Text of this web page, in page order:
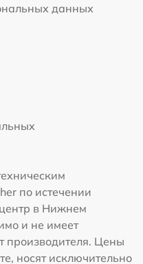
данных
по истечении
в Нижнем
и не имеет
производителя. Цены
носят исключительно